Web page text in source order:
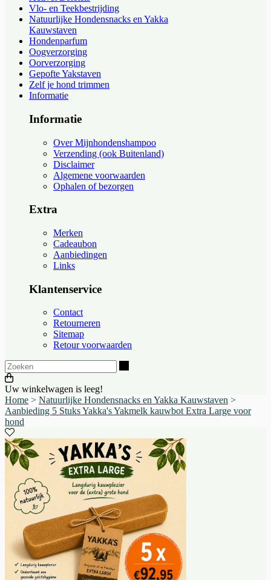
Vlo- en Teekbestrijding
Natuurlijke Hondensnacks en Yakka
Kauwstaven
Hondenparfum
Oogverzorging
Oorverzorging
Gepofte Yakstaven
Zelf je hond trimmen
Informatie
Informatie
Over Mijnhondenshampoo
Verzending (ook Buitenland)
Disclaimer
Algemene voorwaarden
Ophalen of bezorgen
Extra
Merken
Cadeaubon
Aanbiedingen
Links
Klantenservice
Contact
Retourneren
Sitemap
Retour voorwaarden
Uw winkelwagen is leeg!
Home > Natuurlijke Hondensnacks en Yakka Kauwstaven >
Aanbieding 5 Stuks Yakka's Yakmelk kauwbot Extra Large voor
hond